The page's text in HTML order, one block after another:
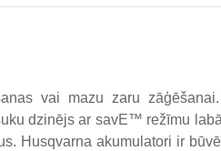
vai mazu zaru
dzinējs ar savE™ režīmu
Husqvarna akumulatori ir